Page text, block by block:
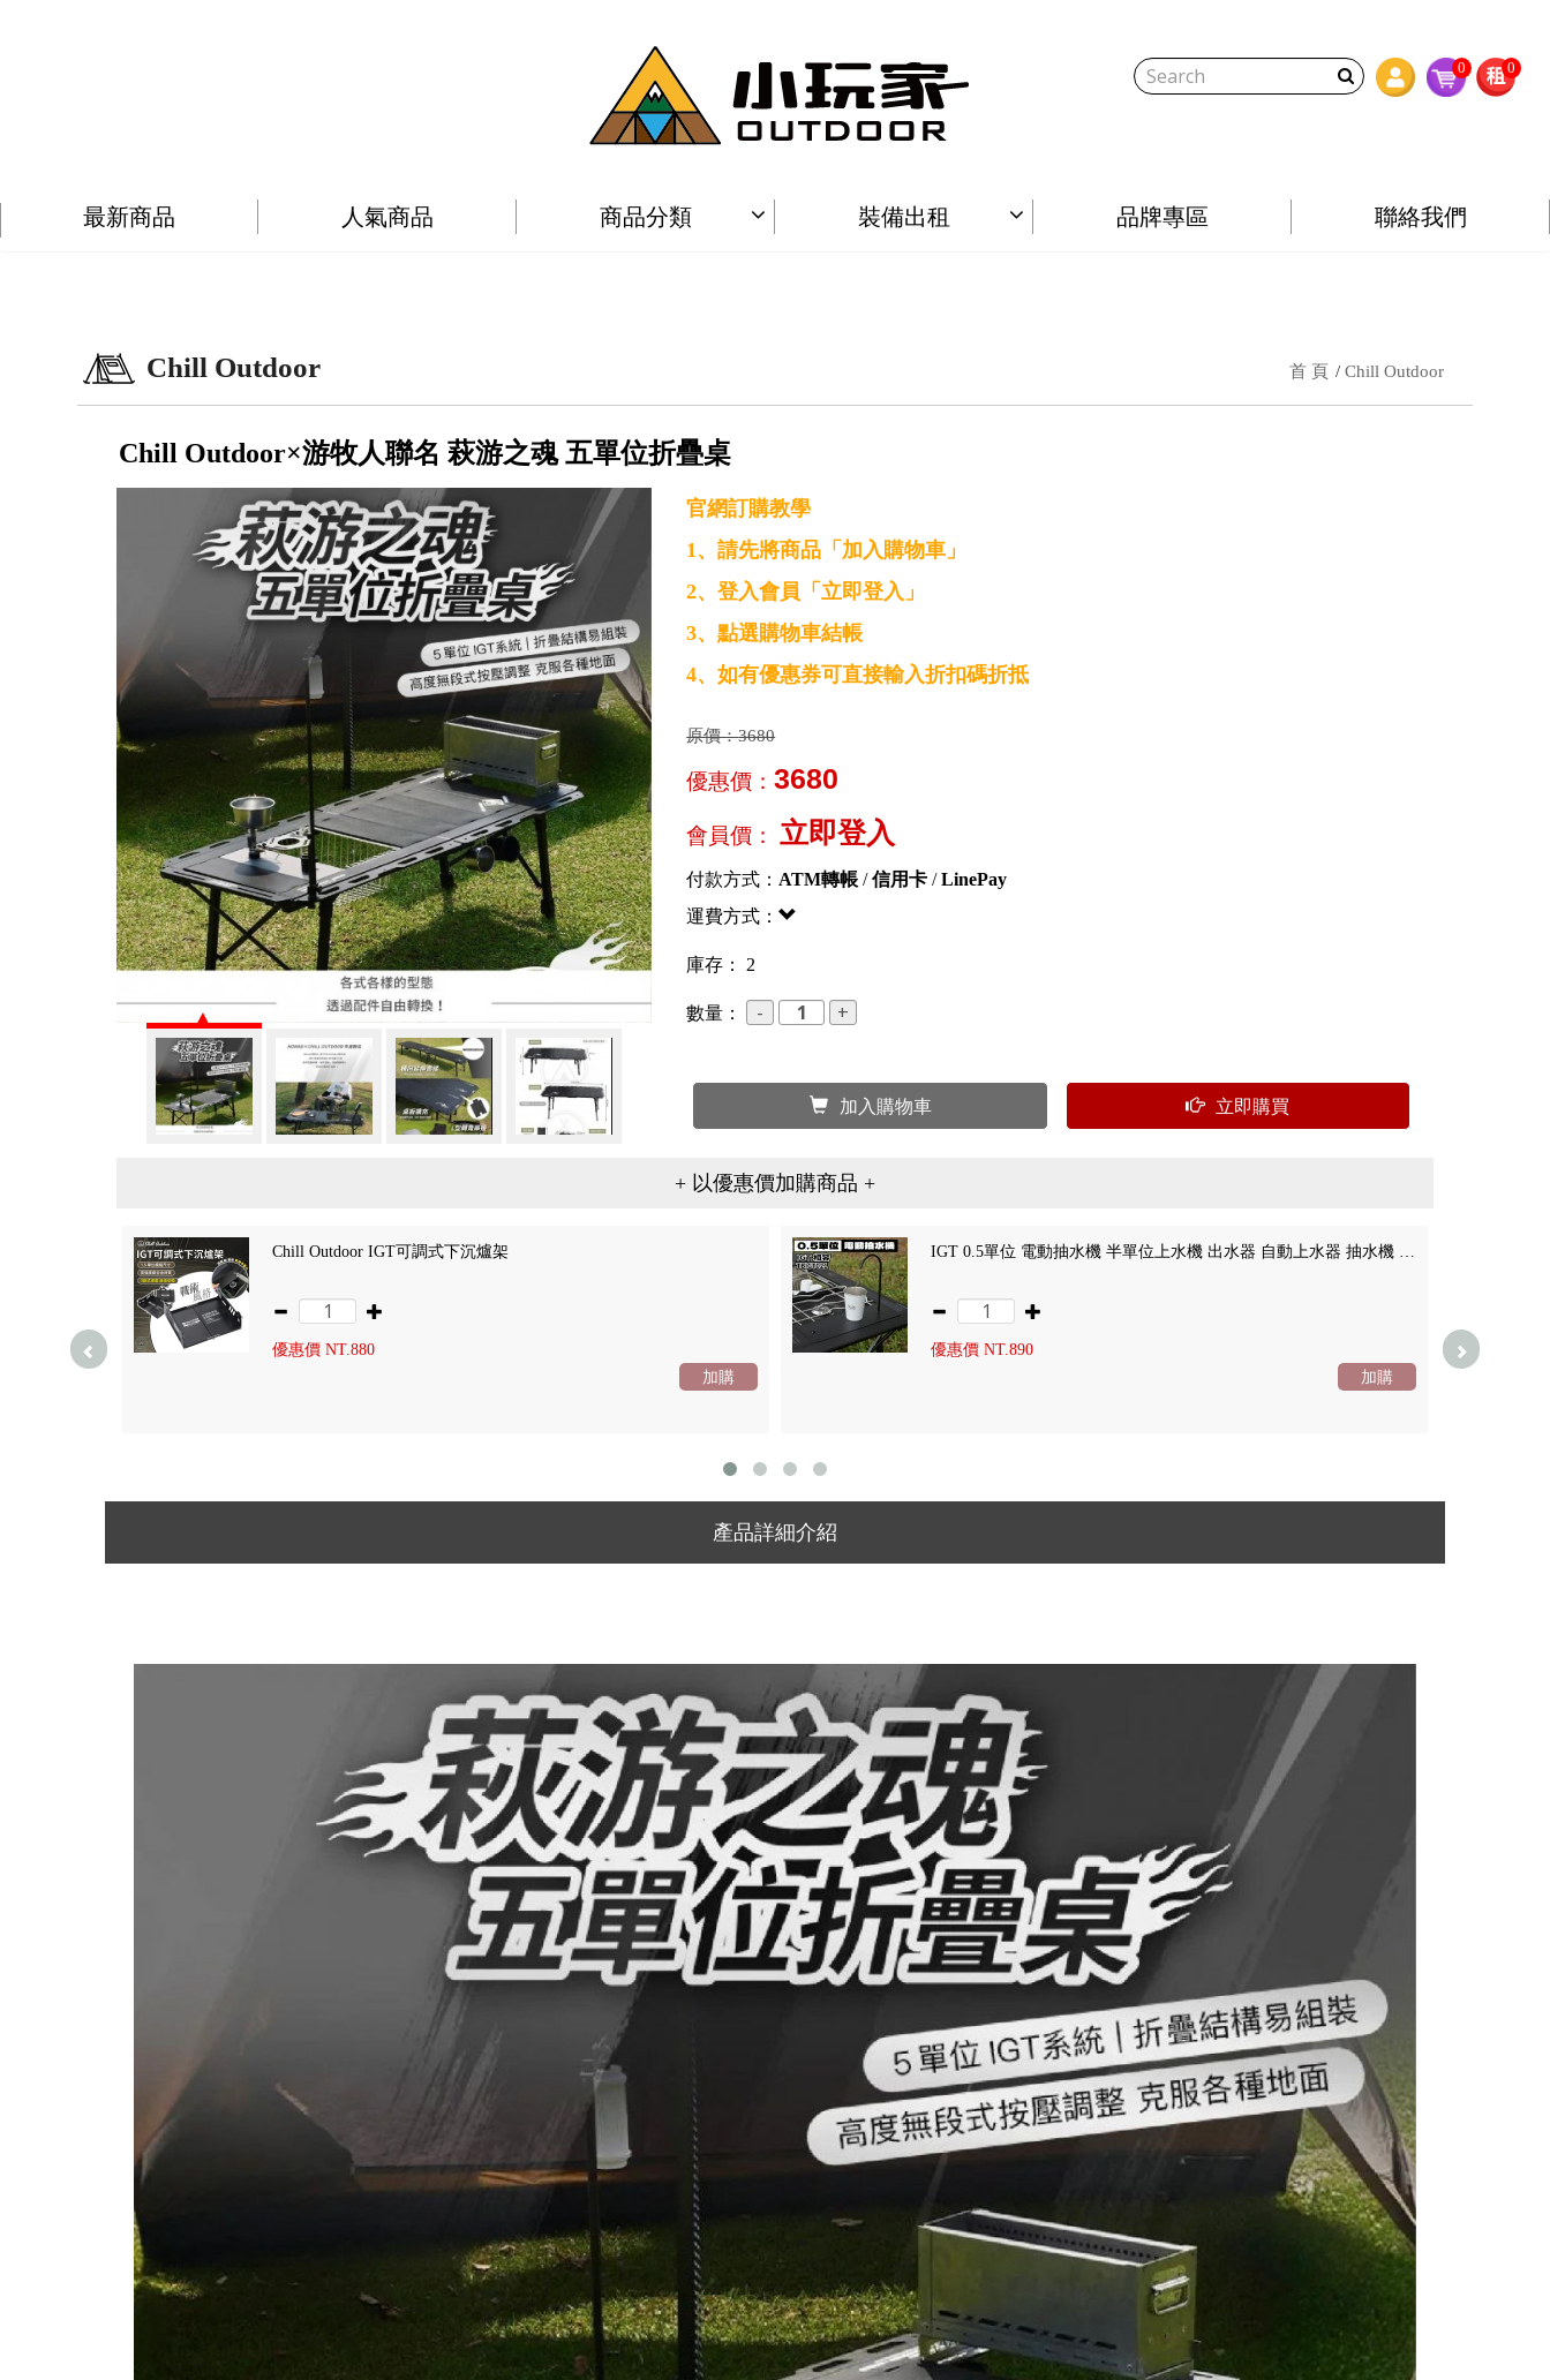
0 0
最新商品 人氣商品 商品分類 裝備出租 品牌專區 聯絡我們
Chill Outdoor 首 頁 Chill Outdoor
Chill Outdoor×游牧人聯名 萩游之魂 五單位折疊桌
官網訂購教學
1、請先將商品「加入購物車」
2、登入會員「立即登入」
3、點選購物車結帳
4、如有優惠券可直接輸入折扣碼折抵
原價：3680
優惠價：3680
會員價：立即登入
付款方式： ATM轉帳 /信用卡 /LinePay
運費方式：
庫存： 2
數量：
加入購物車 立即購買
+ 以優惠價加購商品 +
Chill Outdoor IGT可調式下沉爐架
優惠價 NT.880
加購
優惠價 NT.890
加購
產品詳細介紹